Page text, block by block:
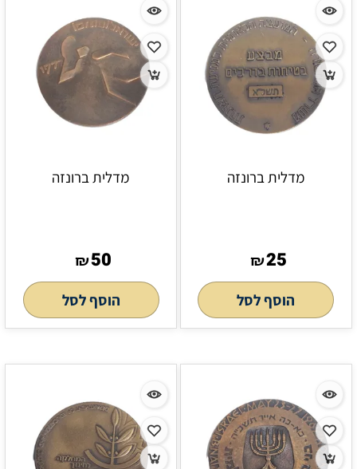
מדלית ברונזה
₪25
הוסף לסל
מדלית ברונזה
₪50
הוסף לסל